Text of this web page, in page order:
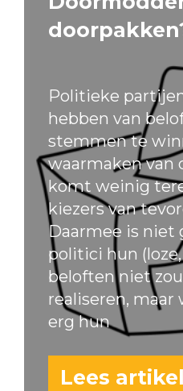
Politieke
hebben van
stemmen te
waarmaken van
komt weinig
kiezers van
Daarmee is niet
politici hun (loze,
beloften niet
realiseren, maar
erg hun
Lees artikel